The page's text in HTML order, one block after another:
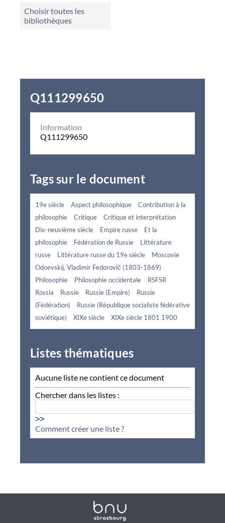
Choisir toutes les
bibliothèques
Q111299650
Information
Q111299650
Tags sur le document
19e siècle Aspect philosophique
Contribution à la
philosophie
Critique
Critique et interprétation
Dix-neuvième siècle
Empire russe
Et la
philosophie
Fédération de Russie
Littérature
russe
Littérature russe du 19e siècle
Moscovie
Odoevskij, Vladimir Fedorovič (1803-1869)
Philosophie
Philosophie occidentale
RSFSR
Rossia
Russie Russie (Empire)
Russie
(Fédération)
Russie (République socialiste fédérative
soviétique)
XIXe siècle XIXe siècle 1801 1900
Listes thématiques
Aucune liste ne contient ce document
Chercher dans les listes :
>>
Comment créer une liste ?